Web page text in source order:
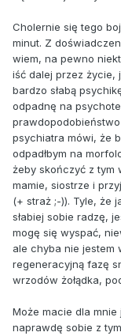
Cholernie się tego
minut. Z
wiem, na pewno
iść dalej przez życie,
bardzo słabą
odpadnę na
psychiatra mówi, że
odpadłbym na
żeby skończyć z tym
mamie, siostrze i
(+ straż ;-)). Tyle, że
słabiej sobie radzę,
mogę się wyspać,
ale chyba nie jestem
regeneracyjną fazę
wrzodów żołądka,
Może macie dla
naprawdę sobie z